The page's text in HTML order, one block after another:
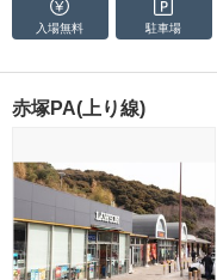
入場無料 駐車場
赤塚PA(上り線)